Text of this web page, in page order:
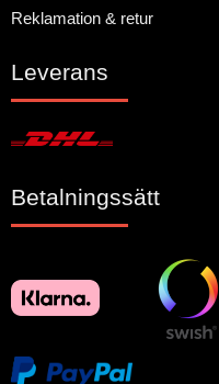
Reklamation & retur
Leverans
Betalningssätt